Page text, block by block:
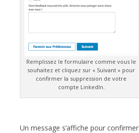
Remplissez le formulaire comme vous le
souhaitez et cliquez sur « Suivant » pour
confirmer la suppression de votre
compte LinkedIn.
Un message s’affiche pour confirmer